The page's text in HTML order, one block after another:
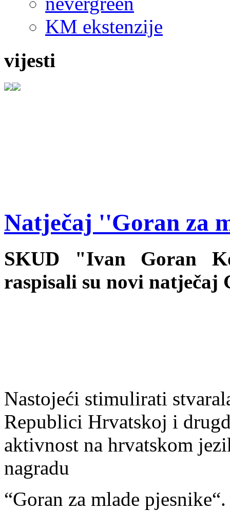
KM ekstenzije
vijesti
Natječaj ''Goran za
SKUD "Ivan Goran
raspisali su novi natječaj
Nastojeći stimulirati
Republici Hrvatskoj i
aktivnost na hrvatskom
nagradu
“Goran za mlade pjesnike“.